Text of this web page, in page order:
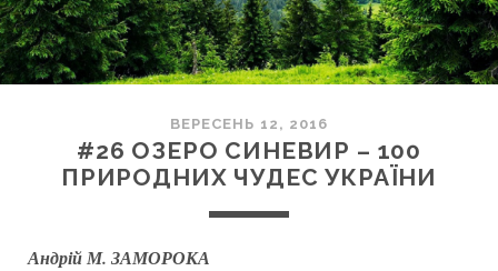
ВЕРЕСЕНЬ 12, 2016
#26 ОЗЕРО СИНЕВИР – 100
ПРИРОДНИХ ЧУДЕС УКРАЇНИ
Андрій М. ЗАМОРОКА